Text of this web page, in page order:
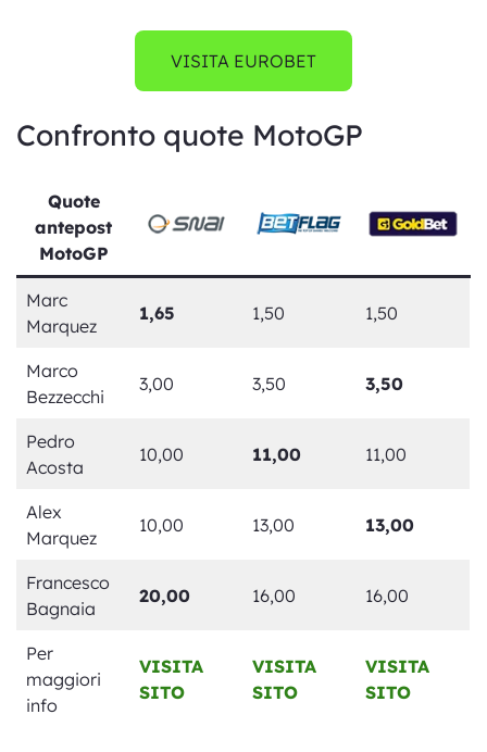
VISITA EUROBET
Confronto quote MotoGP
Quote
antepost
MotoGP
Marc
Marquez
1,65 1,50 1,50
Marco
Bezzecchi
3,00 3,50 3,50
Pedro
Acosta
10,00 11,00 11,00
Alex
Marquez
10,00 13,00 13,00
Francesco
Bagnaia
20,00 16,00 16,00
Per
maggiori
info
VISITA
SITO
VISITA
SITO
VISITA
SITO